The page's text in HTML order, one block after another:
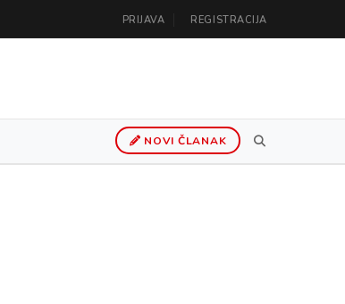
PRIJAVA REGISTRACIJA
NOVI ČLANAK